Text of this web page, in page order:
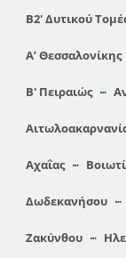
Β2′ Δυτικού
A’ Θεσσαλονίκης
Β′ Πειραιώς
Αχαΐας
Δωδεκανήσου
Ζακύνθου